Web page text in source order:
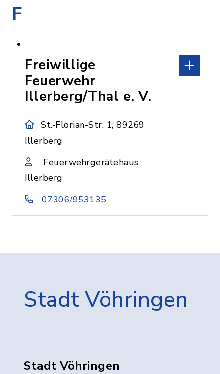
F
Freiwillige
Feuerwehr
Illerberg/Thal e. V.
St.-Florian-Str. 1, 89269
Illerberg
Feuerwehrgerätehaus
Illerberg
07306/953135
Stadt Vöhringen
Stadt Vöhringen